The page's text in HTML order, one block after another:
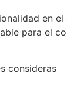
en el
para el
consideras